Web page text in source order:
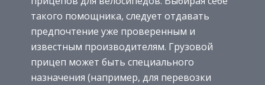
такого помощника, следует отдавать
предпочтение уже проверенным и
известным производителям. Грузовой
прицеп может быть специального
назначения (например, для перевозки